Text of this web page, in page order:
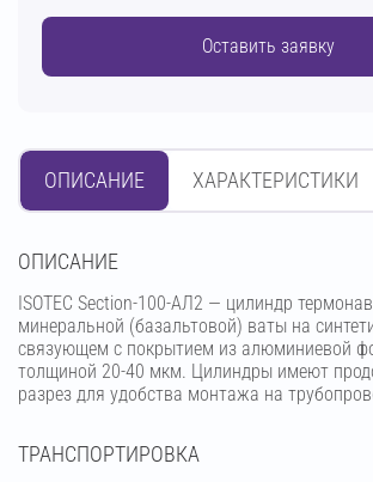
Оставить заявку
ОПИСАНИЕ ХАРАКТЕРИСТИКИ
OПИСАНИЕ
ISOTEC Section-100-АЛ2 — цилиндр
минеральной (базальтовой) ваты на
связующем с покрытием из алюминиевой
толщиной 20-40 мкм. Цилиндры имеют
разрез для удобства монтажа на
ТРАНСПОРТИРОВКА